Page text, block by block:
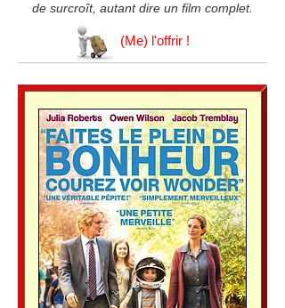
de surcroît, autant dire un film complet.
(Me) l'offrir !